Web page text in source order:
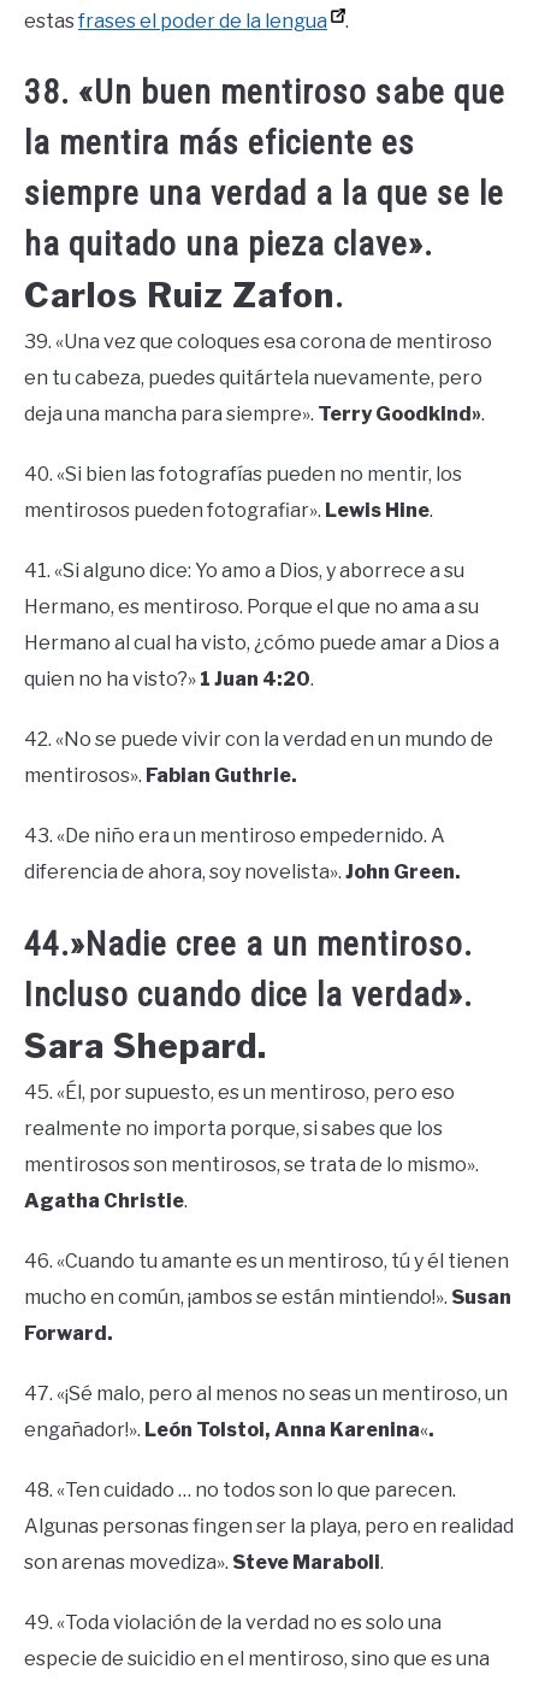
estasfrases el poder de la lengua .
38. «Un buen mentiroso sabe que
la mentira más eficiente es
siempre una verdad a la que se le
ha quitado una pieza clave».
Carlos Ruiz Zafon.
39. «Una vez que coloques esa corona de mentiroso
en tu cabeza, puedes quitártela nuevamente, pero
deja una mancha para siempre». Terry Goodkind».
40. «Si bien las fotografías pueden no mentir, los
mentirosos pueden fotografiar». Lewis Hine.
41. «Si alguno dice: Yo amo a Dios, y aborrece a su
Hermano, es mentiroso. Porque el que no ama a su
Hermano al cual ha visto, ¿cómo puede amar a Dios a
quien no ha visto?» 1 Juan 4:20.
42. «No se puede vivir con la verdad en un mundo de
mentirosos». Fabian Guthrie.
43. «De niño era un mentiroso empedernido. A
diferencia de ahora, soy novelista». John Green.
44.»Nadie cree a un mentiroso.
Incluso cuando dice la verdad».
Sara Shepard.
45. «Él, por supuesto, es un mentiroso, pero eso
realmente no importa porque, si sabes que los
mentirosos son mentirosos, se trata de lo mismo».
Agatha Christie.
46. «Cuando tu amante es un mentiroso, tú y él tienen
mucho en común, ¡ambos se están mintiendo!». Susan
Forward.
47. «¡Sé malo, pero al menos no seas un mentiroso, un
engañador!». León Tolstoi, Anna Karenina«.
48. «Ten cuidado … no todos son lo que parecen.
Algunas personas fingen ser la playa, pero en realidad
son arenas movediza». Steve Maraboli.
49. «Toda violación de la verdad no es solo una
especie de suicidio en el mentiroso, sino que es una